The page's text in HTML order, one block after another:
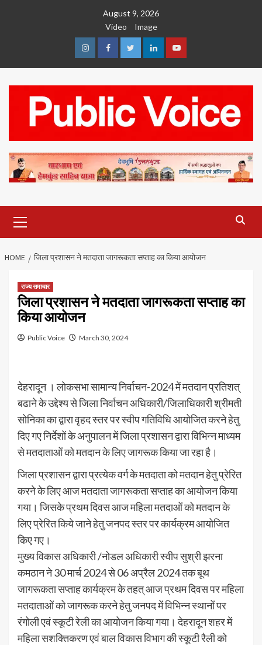
August 9, 2026
Video
Image
InstagramFacebookTwitterLinkedinYoutube
Menu
HOME जिला प्रशासन ने मतदाता जागरूकता सप्ताह का किया आयोजन
राज्य समाचार
जिला प्रशासन ने मतदाता जागरूकता सप्ताह का
किया आयोजन
Public Voice March 30, 2024
देहरादून । लोकसभा सामान्य निर्वाचन-2024 में मतदान प्रतिशत्
बढाने के उद्देश्य से जिला निर्वाचन अधिकारी/जिलाधिकारी श्रीमती
सोनिका का द्वारा वृहद स्तर पर स्वीप गतिविधि आयोजित करने हेतु
दिए गए निर्देशों के अनुपालन में जिला प्रशासन द्वारा विभिन्न माध्यम
से मतदाताओं को मतदान के लिए जागरूक किया जा रहा है।
जिला प्रशासन द्वारा प्रत्येक वर्ग के मतदाता को मतदान हेतु प्रेरित
करने के लिए आज मतदाता जागरूकता सप्ताह का आयोजन किया
गया। जिसके प्रथम दिवस आज महिला मतदाओं को मतदान के
लिए प्रेरित किये जाने हेतु जनपद स्तर पर कार्यक्रम आयोजित
किए गए।
मुख्य विकास अधिकारी /नोडल अधिकारी स्वीप सुश्री झरना
कमठान ने 30 मार्च 2024 से 06 अप्रैल 2024 तक बूथ
जागरूकता सप्ताह कार्यक्रम के तहत् आज प्रथम दिवस पर महिला
मतदाताओं को जागरूक करने हेतु जनपद में विभिन्न स्थानों पर
रंगोली एवं स्कूटी रेली का आयोजन किया गया। देहरादून शहर में
महिला सशक्तिकरण एवं बाल विकास विभाग की स्कूटी रैली को